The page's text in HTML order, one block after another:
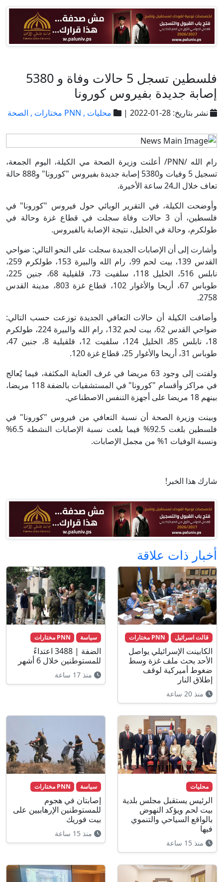
فلسطين تسجل 5 حالات وفاة و 5380
إصابة جديدة بفيروس كورونا
نشر بتاريخ: 28-01-2022 | محليات , PNN مختارات , الصحة
رام الله /PNN/ أعلنت وزيرة الصحة مي الكيلة، اليوم الجمعة،
تسجيل 5 وفيات و5380 إصابة جديدة بفيروس "كورونا" و888 حالة
تعاف خلال الـ24 ساعة الأخيرة.
وأوضحت الكيلة، في التقرير الوبائي حول فيروس "كورونا" في
فلسطين، أن 3 حالات وفاة سجلت في قطاع غزة وحالة في
طولكرم، وحالة في الخليل، نتيجة الإصابة بالفيروس.
وأشارت إلى أن الإصابات الجديدة سجلت على النحو التالي: ضواحي
القدس 139، بيت لحم 99، رام الله والبيرة 153، طولكرم 259،
نابلس 516، الخليل 118، سلفيت 73، قلقيلية 68، جنين 225،
طوباس 67، أريحا والأغوار 102، قطاع غزة 803، مدينة القدس
2758.
وأضافت الكيلة أن حالات التعافي الجديدة توزعت حسب التالي:
ضواحي القدس 62، بيت لحم 132، رام الله والبيرة 224، طولكرم
18، نابلس 85، الخليل 124، سلفيت 12، قلقيلية 8، جنين 47،
طوباس 31، أريحا والأغوار 25، قطاع غزة 120.
ولفتت إلى وجود 63 مريضا في غرف العناية المكثفة، فيما يٌعالج
في مراكز وأقسام "كورونا" في المستشفيات بالضفة 118 مريضا،
بينهم 18 مريضا على أجهزة التنفس الاصطناعي.
وبينت وزيرة الصحة أن نسبة التعافي من فيروس "كورونا" في
فلسطين بلغت 92.5% فيما بلغت نسبة الإصابات النشطة 6.5%
ونسبة الوفيات 1% من مجمل الإصابات.
شارك هذا الخبر!
أخبار ذات علاقة
قالت اسرائيل PNN مختارات
الكابينت الإسرائيلي يواصل
الأحد بحث ملف غزة وسط
ضغوط أميركية لوقف
إطلاق النار
منذ 20 ساعة
سياسة PNN مختارات
الضفة | 3488 اعتداءً
للمستوطنين خلال 6 أشهر
منذ 17 ساعة
محليات
الرئيس يستقبل مجلس بلدية
بيت لحم ويؤكد النهوض
بالواقع السياحي والتنموي
فيها
منذ 15 ساعة
سياسة PNN مختارات
إصابتان في هجوم
للمستوطنين الإرهابيين على
بيت فوريك
منذ 15 ساعة